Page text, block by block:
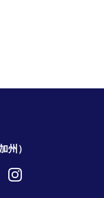
州）